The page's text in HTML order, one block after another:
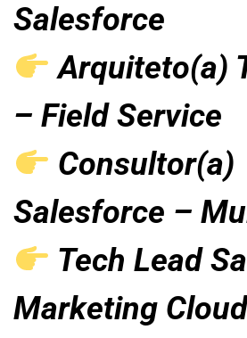
Salesforce
Arquiteto(a)
– Field Service
Consultor(a)
Salesforce –
Tech Lead
Marketing Cloud